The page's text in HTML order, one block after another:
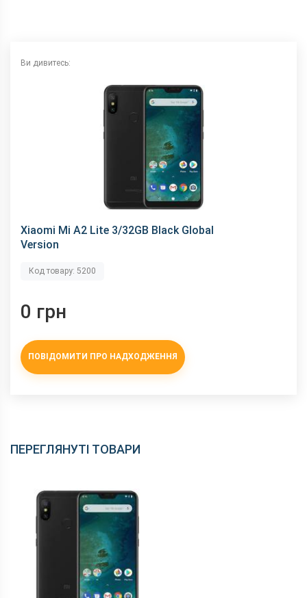
Аудіороз'єм
Характеристики та комплектацію товару виробник може
змінити без повідомлення.
Ви дивитесь:
Xiaomi Mi A2 Lite 3/32GB Black Global
Version
Код товару: 5200
0 грн
ПОВІДОМИТИ ПРО НАДХОДЖЕННЯ
ПЕРЕГЛЯНУТІ ТОВАРИ